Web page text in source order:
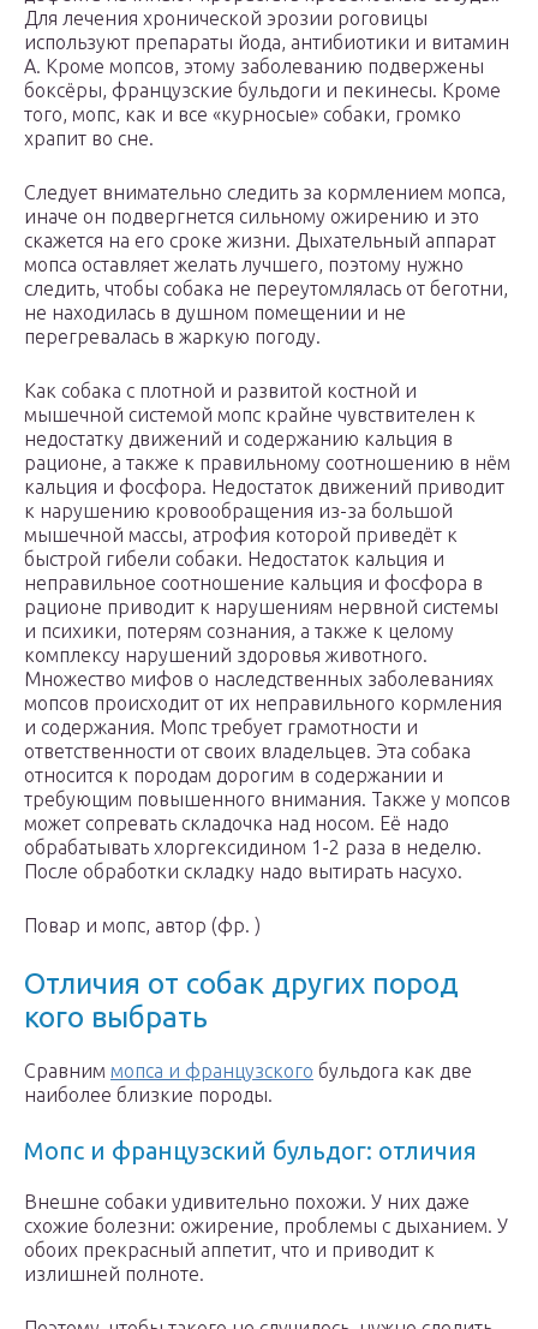
Для лечения хронической эрозии роговицы
используют препараты йода, антибиотики и витамин
А. Кроме мопсов, этому заболеванию подвержены
боксёры, французские бульдоги и пекинесы. Кроме
того, мопс, как и все «курносые» собаки, громко
храпит во сне.
Следует внимательно следить за кормлением мопса,
иначе он подвергнется сильному ожирению и это
скажется на его сроке жизни. Дыхательный аппарат
мопса оставляет желать лучшего, поэтому нужно
следить, чтобы собака не переутомлялась от беготни,
не находилась в душном помещении и не
перегревалась в жаркую погоду.
Как собака с плотной и развитой костной и
мышечной системой мопс крайне чувствителен к
недостатку движений и содержанию кальция в
рационе, а также к правильному соотношению в нём
кальция и фосфора. Недостаток движений приводит
к нарушению кровообращения из-за большой
мышечной массы, атрофия которой приведёт к
быстрой гибели собаки. Недостаток кальция и
неправильное соотношение кальция и фосфора в
рационе приводит к нарушениям нервной системы
и психики, потерям сознания, а также к целому
комплексу нарушений здоровья животного.
Множество мифов о наследственных заболеваниях
мопсов происходит от их неправильного кормления
и содержания. Мопс требует грамотности и
ответственности от своих владельцев. Эта собака
относится к породам дорогим в содержании и
требующим повышенного внимания. Также у мопсов
может сопревать складочка над носом. Её надо
обрабатывать хлоргексидином 1-2 раза в неделю.
После обработки складку надо вытирать насухо.
Повар и мопс, автор (фр. )
Отличия от собак других пород
кого выбрать
Сравним мопса и французского бульдога как две
наиболее близкие породы.
Мопс и французский бульдог: отличия
Внешне собаки удивительно похожи. У них даже
схожие болезни: ожирение, проблемы с дыханием. У
обоих прекрасный аппетит, что и приводит к
излишней полноте.